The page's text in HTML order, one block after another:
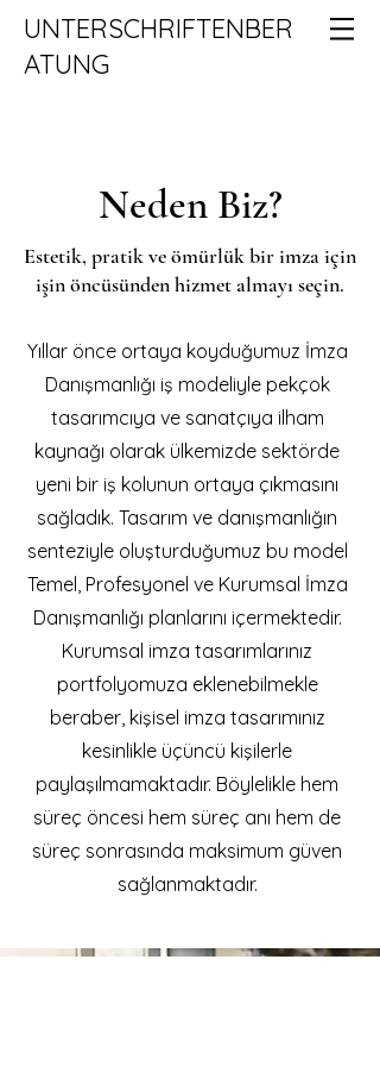
UNTERSCHRIFTENBER
ATUNG
Neden Biz?
Estetik, pratik ve ömürlük bir imza için
işin öncüsünden hizmet almayı seçin.
Yıllar önce ortaya koyduğumuz İmza
Danışmanlığı iş modeliyle pekçok
tasarımcıya ve sanatçıya ilham
kaynağı olarak ülkemizde sektörde
yeni bir iş kolunun ortaya çıkmasını
sağladık. Tasarım ve danışmanlığın
senteziyle oluşturduğumuz bu model
Temel, Profesyonel ve Kurumsal İmza
Danışmanlığı planlarını içermektedir.
Kurumsal imza tasarımlarınız
portfolyomuza eklenebilmekle
beraber, kişisel imza tasarımınız
kesinlikle üçüncü kişilerle
paylaşılmamaktadır. Böylelikle hem
süreç öncesi hem süreç anı hem de
süreç sonrasında maksimum güven
sağlanmaktadır.